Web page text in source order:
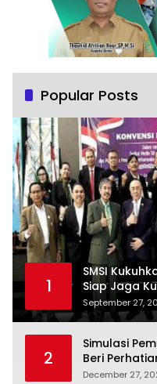
Popular Posts
1
SMSI
Siap Jaga
Indonesia
September 27,
2
Simulasi
Beri
December 27,